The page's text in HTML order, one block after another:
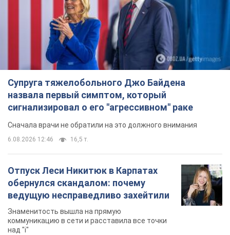
Супруга тяжелобольного Джо Байдена
назвала первый симптом, который
сигнализировал о его "агрессивном" раке
Сначала врачи не обратили на это должного внимания
6.08.2026 12:46 16,5 т.
Отпуск Леси Никитюк в Карпатах
обернулся скандалом: почему
ведущую несправедливо захейтили
Знаменитость вышла на прямую
коммуникацию в сети и расставила все точки
над "i"